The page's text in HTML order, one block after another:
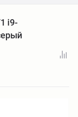
i9-